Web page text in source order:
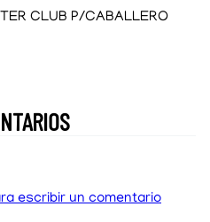
CLUB P/CABALLERO
escribir un comentario